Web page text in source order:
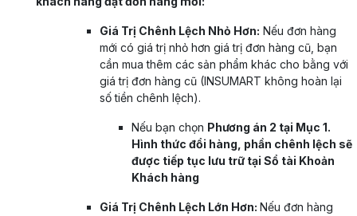
Giá Trị Chênh Lệch Nhỏ Hơn: Nếu đơn hàng
mới có giá trị nhỏ hơn giá trị đơn hàng cũ, bạn
cần mua thêm các sản phẩm khác cho bằng với
giá trị đơn hàng cũ (INSUMART không hoàn lại
số tiền chênh lệch).
Nếu bạn chọn Phương án 2 tại Mục 1.
Hình thức đổi hàng, phần chênh lệch sẽ
được tiếp tục lưu trữ tại Sổ tài Khoản
Khách hàng
Giá Trị Chênh Lệch Lớn Hơn: Nếu đơn hàng